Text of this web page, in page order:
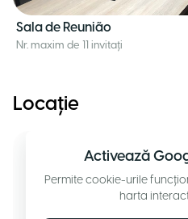
Sala de Reunião
Nr. maxim de 11 invitați
Locație
Activează
Permite cookie-urile
harta